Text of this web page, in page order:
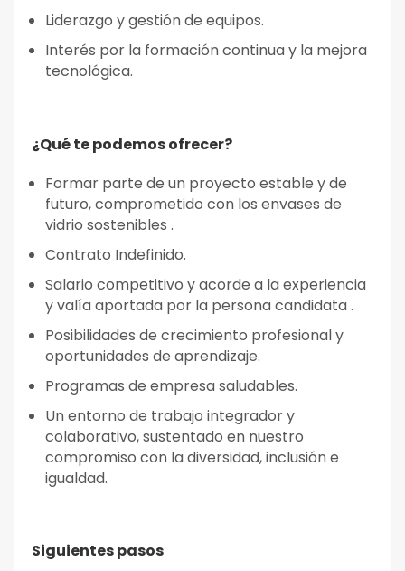
Liderazgo y gestión de equipos.
Interés por la formación continua y la mejora
tecnológica.
¿Qué te podemos ofrecer?
Formar parte de un proyecto estable y de
futuro, comprometido con los envases de
vidrio sostenibles .
Contrato Indefinido.
Salario competitivo y acorde a la experiencia
y valía aportada por la persona candidata .
Posibilidades de crecimiento profesional y
oportunidades de aprendizaje.
Programas de empresa saludables.
Un entorno de trabajo integrador y
colaborativo, sustentado en nuestro
compromiso con la diversidad, inclusión e
igualdad.
Siguientes pasos